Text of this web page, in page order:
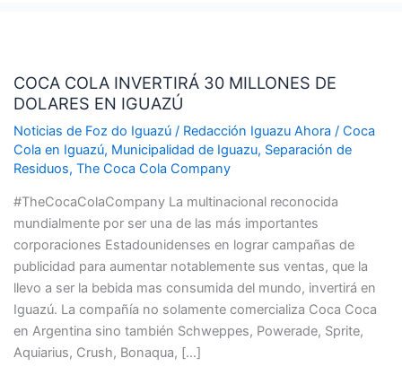
COCA COLA INVERTIRÁ 30 MILLONES DE
DOLARES EN IGUAZÚ
Noticias de Foz do Iguazú/ Redacción Iguazu Ahora / Coca
Cola en Iguazú, Municipalidad de Iguazu, Separación de
Residuos, The Coca Cola Company
#TheCocaColaCompany La multinacional reconocida
mundialmente por ser una de las más importantes
corporaciones Estadounidenses en lograr campañas de
publicidad para aumentar notablemente sus ventas, que la
llevo a ser la bebida mas consumida del mundo, invertirá en
Iguazú. La compañía no solamente comercializa Coca Coca
en Argentina sino también Schweppes, Powerade, Sprite,
Aquiarius, Crush, Bonaqua, […]
INVERTIRÁ
30
MILLONES
DE
DOLARES